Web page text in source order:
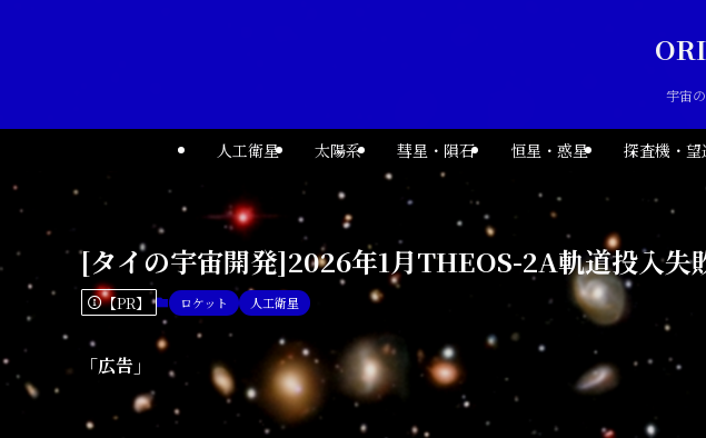
宇宙
人工衛星 太陽系 彗星・隕石 恒星・惑星 探査機・望
[タイの宇宙開発]2026年1月THEOS-2A軌道投入失
【PR】 ロケット 人工衛星
「広告」